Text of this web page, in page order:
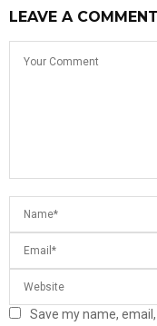
LEAVE A COMMENT
Save my name,